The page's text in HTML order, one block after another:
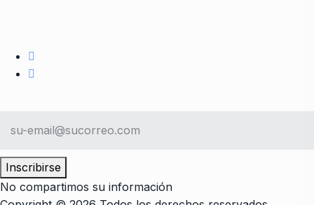
Inscribirse
No compartimos su información